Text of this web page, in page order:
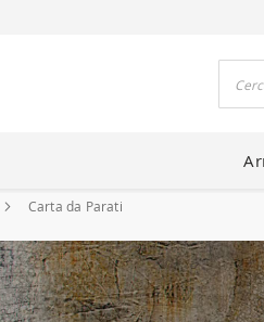
Carta da Parati